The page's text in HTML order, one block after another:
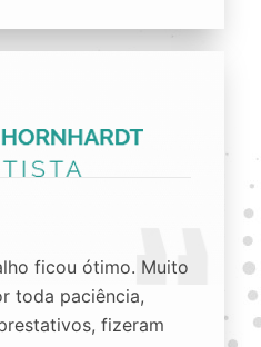
ficou ótimo. Muito
toda paciência,
fizeram